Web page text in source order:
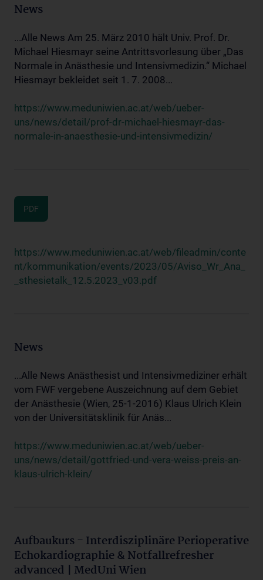
News
...Alle News Am 25. März 2010 hält Univ. Prof. Dr.
Michael Hiesmayr seine Antrittsvorlesung über „Das
Normale in Anästhesie und Intensivmedizin.“ Michael
Hiesmayr bekleidet seit 1. 7. 2008...
https://www.meduniwien.ac.at/web/ueber-
uns/news/detail/prof-dr-michael-hiesmayr-das-
normale-in-anaesthesie-und-intensivmedizin/
PDF
https://www.meduniwien.ac.at/web/fileadmin/conte
nt/kommunikation/events/2023/05/Aviso_Wr_Ana_
_sthesietalk_12.5.2023_v03.pdf
News
...Alle News Anästhesist und Intensivmediziner erhält
vom FWF vergebene Auszeichnung auf dem Gebiet
der Anästhesie (Wien, 25-1-2016) Klaus Ulrich Klein
von der Universitätsklinik für Anäs...
https://www.meduniwien.ac.at/web/ueber-
uns/news/detail/gottfried-und-vera-weiss-preis-an-
klaus-ulrich-klein/
Aufbaukurs - Interdisziplinäre Perioperative
Echokardiographie & Notfallrefresher
advanced | MedUni Wien